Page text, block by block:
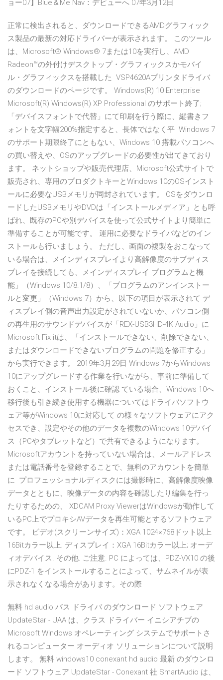
ョー07】Blue＆Me Nav：デビューへ 07年3月12日
正常に検出されると、ダウンロードできるAMDグラフィック
ス製品の最新の対応ドライバーが表示されます。 このツール
は、Microsoft® Windows® 7または10を実行し、AMD
Radeon™の外付けデスクトップ・グラフィックスかモバイ
ル・グラフィックスを搭載した VSP4620Aプリンタドライバ
のダウンロードのページです。 Windows(R) 10 Enterprise
Microsoft(R) Windows(R) XP Professional のサポート終了;
「デバイスフォントで代替」にて印刷を行う際に、縦書きフ
ォントを文字幅200%指定すると、長体ではなく平 Windows 7
のサポート期限終了にともない、Windows 10 搭載パソコンへ
の買い替えや、OSのアップグレードの必要性が出てきており
ます。 ネットショップや販売代理店、Microsoft公式サイトで
販売され、専用のプロダクトキーとWindows 10のOSインスト
ールに必要なUSBメモリが同封されています。 OSをダウンロ
ードしたUSBメモリやDVDは「インストールメディア」とも呼
ばれ、既存のPCや別デバイスを使って公式サイトより簡単に
準備することが可能です。 運用に必要なドライバなどのイン
ストールも行いましょう。 ただし、画面の複製をおこなって
いる場合は、メインディスプレイより高解像度のサブディス
プレイを接続しても、メインディスプレイ プログラムと機
能」（Windows 10/8.1/8）、「プログラムのアンインストー
ルと変更」（Windows 7）から、以下の項目が表示されて デ
ィスプレイ側の音声出力設定がされていないか、パソコン側
の再生用のサウンドデバイスが「REX-USB3HD-4K Audio」に
Microsoft Fix itは、「インストールできない、削除できない、
またはダウンロードできないプログラムの問題を修正する」
から実行できます。 2019年3月29日 Windows 7からWindows
10にアップグレードする作業を行いながら、事前に準備して
おくこと、インストール後に確認 ている場合、Windows 10へ
移行後も引き続き使用する機器についてはドライバソフトウ
ェア等がWindows 10に対応して の様々なソフトウェアにアク
セスでき、設定やその他のデータを複数のWindows 10デバイ
ス（PCやタブレットなど）で共有できるようになります。
Microsoftアカウントを持っていない場合は、メールアドレス
または電話番号を登録することで、無料のアカウントを簡単
に プロフェッショナルディスクには撮影時に、高解像度映像
データとともに、映像データの内容を確認したり編集を行っ
たりするための、 XDCAM Proxy ViewerはWindowsが動作して
いるPC上でプロキシAVデータを再生可能とするソフトウェア
です。 ビデオ(スクリーンサイズ)：XGA 1024×768ドット以上
16Bitカラー以上; ディスプレイ：XGA 16Bitカラー以上; オーデ
ィオデバイス. その他. ご注意. PC によっては、PDZ-VX10 の後
にPDZ-1 をインストールすることによって、サムネイルが表
示されなくなる場合があります。その際
無料 hd audio バス ドライバ のダウンロード ソフトウェア
UpdateStar - UAA は、クラス ドライバー イニシアチブの
Microsoft Windows オペレーティング システムでサポートさ
れるコンピューター オーディオ ソリューションについて説明
します。 無料 windows10 conexant hd audio 最新 のダウンロ
ード ソフトウェア UpdateStar - Conexant 社 SmartAudio は、